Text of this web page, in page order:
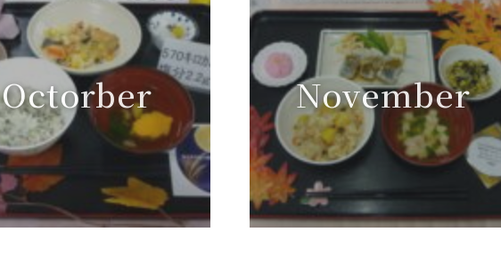
Octorber November